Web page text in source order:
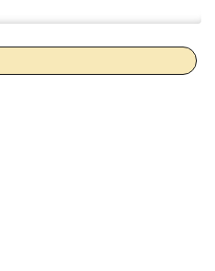
Ray, on plonge dans une
ressemble parfois à un